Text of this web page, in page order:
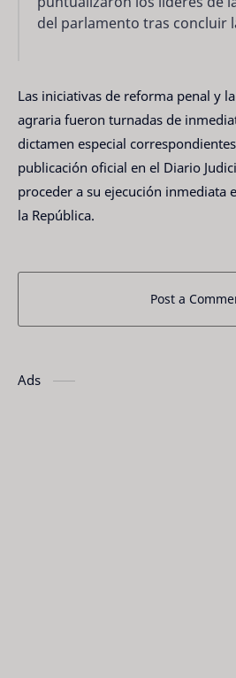
del parlamento tras concluir
Las iniciativas de reforma penal y
agraria fueron turnadas de
dictamen especial
publicación oficial en el Diario
proceder a su ejecución inmediata
la República.
Post a
Ads